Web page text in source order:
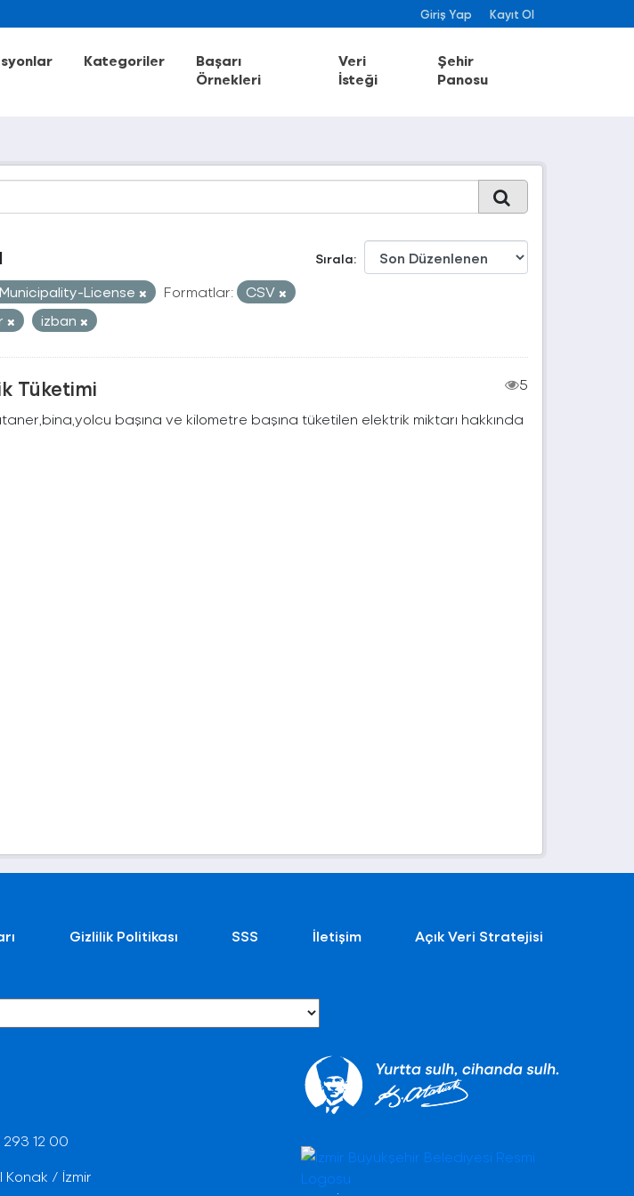
Giriş Yap Kayıt Ol
Kategoriler
Başarı
Örnekleri
Veri
İsteği
Şehir
Panosu
Sırala
License Formatlar:
CSV
izban
Tüketimi
5
başına ve kilometre başına tüketilen elektrik miktarı hakkında
Gizlilik Politikası SSS İletişim Açık Veri Stratejisi
12 00
Konak / İzmir